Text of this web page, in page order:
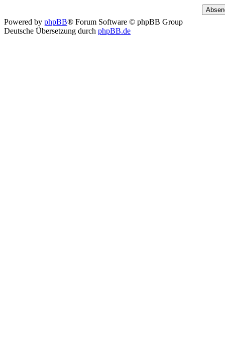
Powered by phpBB® Forum Software © phpBB Group
Deutsche Übersetzung durch phpBB.de